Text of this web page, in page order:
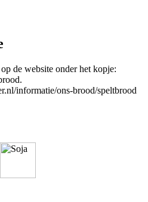
de website onder het kopje:
informatie/ons-brood/speltbrood